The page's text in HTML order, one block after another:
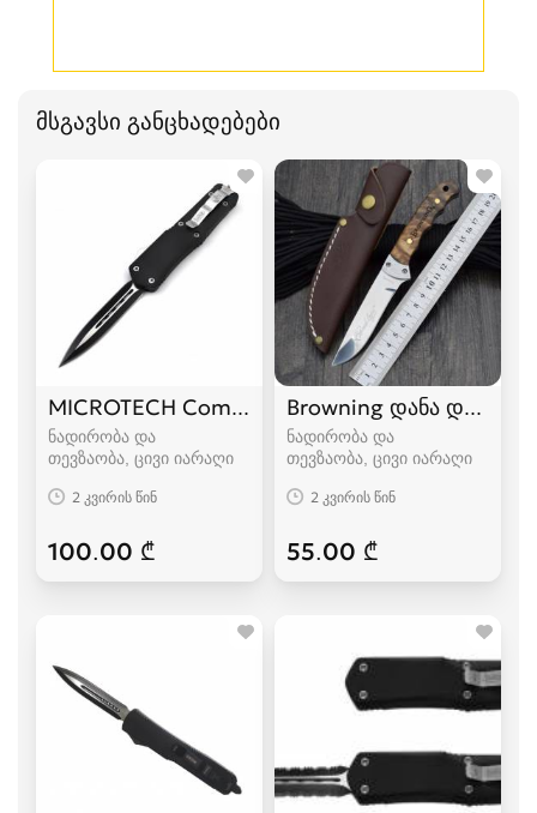
მსგავსი განცხადებები
MICROTECH Combat Troodon დანა დანები
ნადირობა და
თევზაობა, ცივი იარაღი
2 კვირის წინ
100.00 ₾
Browning დანა დანები
ნადირობა და
თევზაობა, ცივი იარაღი
2 კვირის წინ
55.00 ₾